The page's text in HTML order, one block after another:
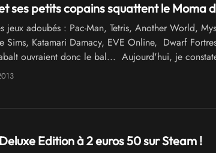
ses petits copains squattent le Moma
adoubés : Pac-Man, Tetris, Another World,
Sims, Katamari Damacy, EVE Online, Dwarf
ouvraient donc le bal... Aujourd'hui, je
…
Edition à 2 euros 50 sur Steam !